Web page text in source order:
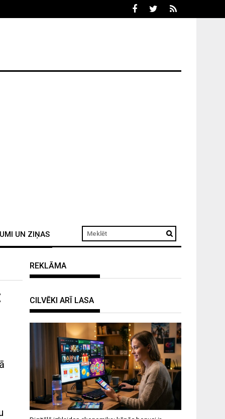
UN ZIŅAS
REKLĀMA
CILVĒKI ARĪ LASA